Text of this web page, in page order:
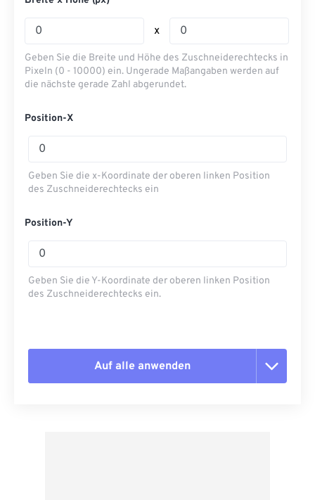
x
Geben Sie die Breite und Höhe des Zuschneiderechtecks ​​in
Pixeln (0 - 10000) ein. Ungerade Maßangaben werden auf
die nächste gerade Zahl abgerundet.
Position-X
Geben Sie die x-Koordinate der oberen linken Position
des Zuschneiderechtecks ​​ein
Position-Y
Geben Sie die Y-Koordinate der oberen linken Position
des Zuschneiderechtecks ​​ein.
Auf alle anwenden